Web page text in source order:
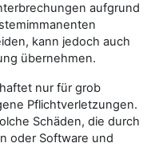
aufgrund
kann jedoch auch
übernehmen.
nur für grob
Pflichtverletzungen.
Schäden, die durch
oder Software und